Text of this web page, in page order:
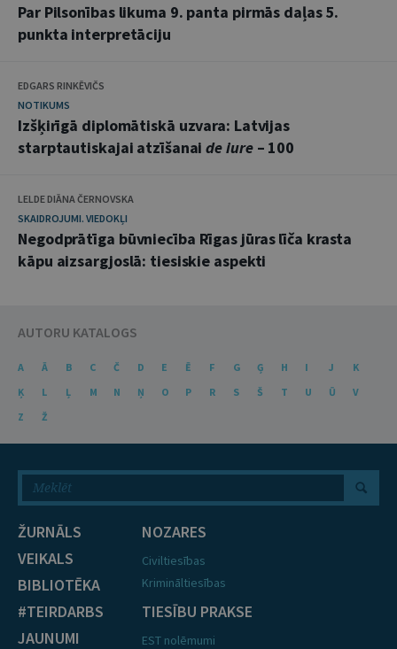
Par Pilsonības likuma 9. panta pirmās daļas 5.
punkta interpretāciju
EDGARS RINKĒVIČS
NOTIKUMS
Izšķirīgā diplomātiskā uzvara: Latvijas
starptautiskajai atzīšanaide iure– 100
LELDE DIĀNA ČERNOVSKA
SKAIDROJUMI. VIEDOKĻI
Negodprātīga būvniecība Rīgas jūras līča krasta
kāpu aizsargjoslā: tiesiskie aspekti
AUTORU KATALOGS
A Ā B C Č D E Ē F G Ģ H I J
K
Ķ
L Ļ M N Ņ O P R S Š T U Ū
V
Z
Ž
ŽURNĀLS
VEIKALS
BIBLIOTĒKA
#TEIRDARBS
JAUNUMI
NOZARES
Civiltiesības
Krimināltiesības
TIESĪBU PRAKSE
EST nolēmumi